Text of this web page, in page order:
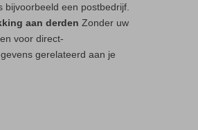
een postbedrijf.
aan derden Zonder uw
voor direct-
gerelateerd aan je